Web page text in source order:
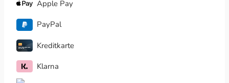
Apple Pay
PayPal
Kreditkarte
Klarna